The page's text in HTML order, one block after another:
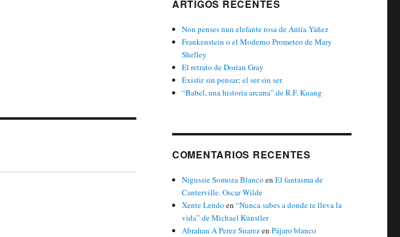
ARTIGOS RECENTES
Non penses nun elefante rosa de Antía Yáñez
Frankenstein o el Moderno Prometeo de Mary
Shelley
El retrato de Dorian Gray
Existir sin pensar; el ser sin ser.
“Babel, una historia arcana” de R.F. Kuang
COMENTARIOS RECENTES
Nigussie Somoza Blanco enEl fantasma de
Canterville. Oscar Wilde
Xente Lendo en“Nunca sabes a donde te lleva la
vida” de Michael Künstler
Abrahan A Perez SuarezenPájaro blanco